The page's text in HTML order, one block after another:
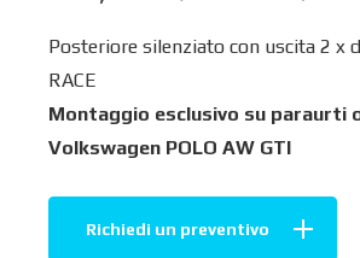
Posteriore silenziato con uscita 2 x
RACE
Montaggio esclusivo su paraurti
Volkswagen POLO AW GTI
Richiedi un preventivo